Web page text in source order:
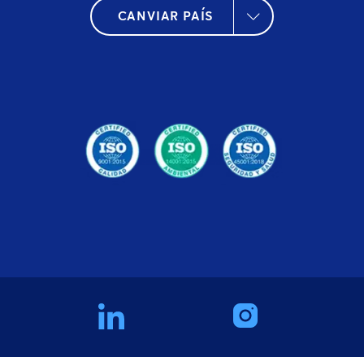
CANVIAR PAÍS